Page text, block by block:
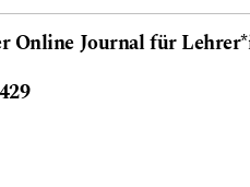
Online Journal für